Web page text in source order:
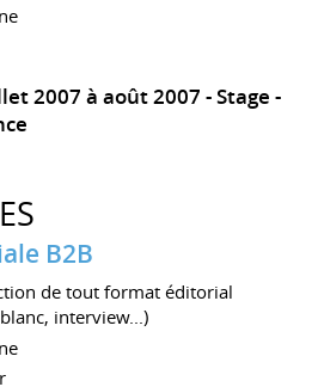
2007 à août 2007 Stage
B2B
de tout format éditorial
interview...)